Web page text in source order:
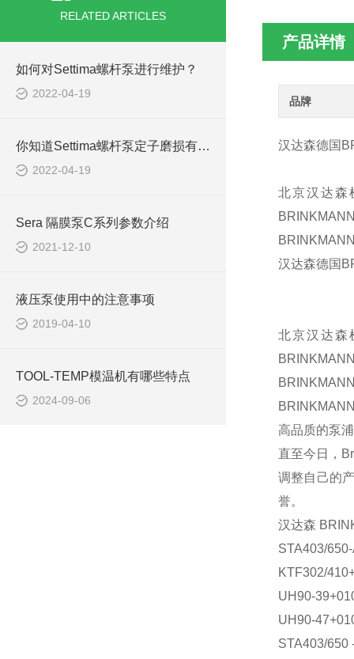
RELATED ARTICLES
如何对Settima螺杆泵进行维护？
2022-04-19
你知道Settima螺杆泵定子磨损有哪些原因吗？
2022-04-19
Sera 隔膜泵C系列参数介绍
2021-12-10
液压泵使用中的注意事项
2019-04-10
TOOL-TEMP模温机有哪些特点
2024-09-06
产品详情
品牌
汉达森德国
北京汉达森
汉达森德国
北京汉达森
高品质的泵
直至今日，
调整自己的
誉。
汉达森
STA403/
KTF302/
UH90-
UH90-
STA403/650